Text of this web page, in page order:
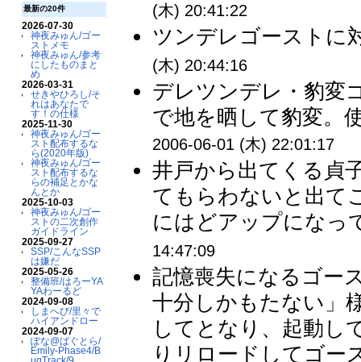
最新の20件
2026-07-30
神夜みゅん/ゴー
ストメモ
神夜みゅん/参考
にしたものまと
め
2026-03-31
せきやひろし/そ
れはあなたで
す！の仕様
2025-11-30
神夜みゅん/ゴー
スト配布するな
ら(2020年版)
神夜みゅん/ゴー
スト配布するな
らの補足とかな
んとか
2025-10-03
神夜みゅん/ゴー
ストの二次創作
ガイドライン
2025-09-27
SSP/こんなSSP
は嫌だ
2025-05-26
整備班/はろーYA
YAわーるど
2024-09-08
しまへび/里々で
ハイアンドロー
2024-09-07
ぽな@ばぐとら/
Emily-Phase4/B
(木) 20:41:22
ツンデレゴーストに
(木) 20:44:16
デレツンデレ・豹変
で地を晒して豹変。
2006-06-01 (木) 22:01:17
井戸から出てくる貞
てもらわないと出て
にはどアップになっ
14:47:09
記憶喪失になるゴー
十分しかもたない」
してとなり、起動し
りリロードしてゴー